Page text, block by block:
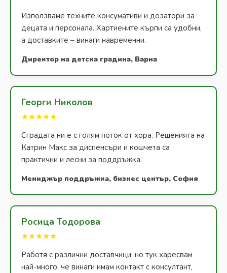
Използваме техните консумативи и дозатори за
децата и персонала. Хартиените кърпи са удобни,
а доставките – винаги навременни.
Директор на детска градина, Варна
Георги Николов
★★★★★
Сградата ни е с голям поток от хора. Решенията на
Катрин Макс за диспенсъри и кошчета са
практични и лесни за поддръжка.
Мениджър поддръжка, бизнес център, София
Росица Тодорова
★★★★★
Работя с различни доставчици, но тук харесвам
най-много, че винаги имам контакт с консултант,